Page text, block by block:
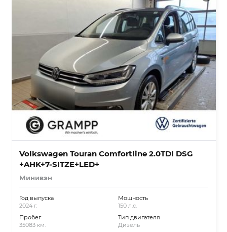
Volkswagen Touran Comfortline 2.0TDI DSG
+AHK+7-SITZE+LED+
Минивэн
Год выпуска
2024 г.
Пробег
35083 км.
Мощность
150 л.с.
Тип двигателя
Дизель